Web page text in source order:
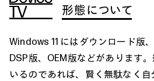
形態について
Windows 11 にはダウンロード版
DSP版、OEM版などがあります
いるのであれば、賢く無駄なく